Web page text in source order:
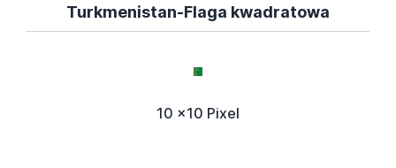
Turkmenistan-Flaga kwadratowa
10 x10 Pixel